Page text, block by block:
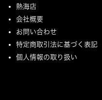
熱海店
会社概要
お問い合わせ
特定商取引法に基づく表記
個人情報の取り扱い